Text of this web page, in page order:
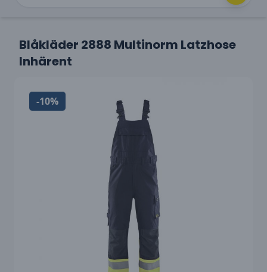
Blåkläder 2888 Multinorm Latzhose
Inhärent
-10%